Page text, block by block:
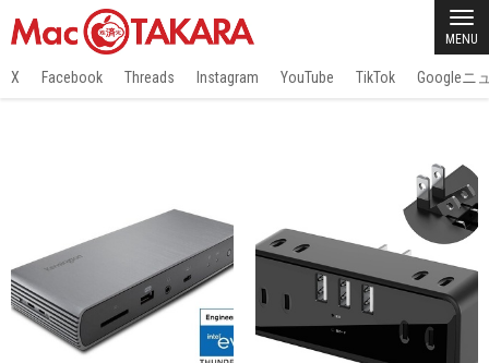
MENU
X Facebook Threads Instagram YouTube TikTok Googleニ